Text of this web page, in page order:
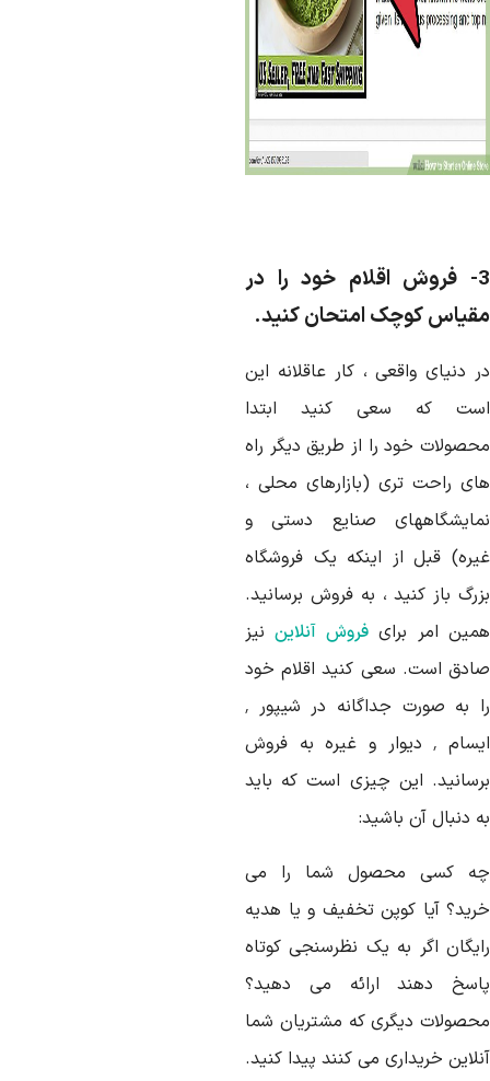
3- فروش اقلام خود را در
کوچک امتحان کنید.
دنیای واقعی ، کار عاقلانه این
که سعی کنید ابتدا
خود را از طریق دیگر راه
راحت تری (بازارهای محلی ،
صنایع دستی و
قبل از اینکه یک فروشگاه
باز کنید ، به فروش برسانید.
امر برای فروش آنلایننیز
است. سعی کنید اقلام خود
ایسام ٬ دیوار و غیره به فروش
این چیزی است که باید
دنبال آن باشید:
کسی محصول شما را می
آیا کوپن تخفیف و یا هدیه
اگر به یک نظرسنجی کوتاه
دهند ارائه می دهید؟
دیگری که مشتریان شما
خریداری می کنند پیدا کنید.